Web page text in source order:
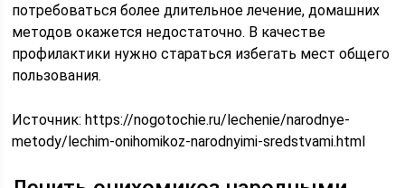
потребоваться более длительное лечение, домашних
методов окажется недостаточно. В качестве
профилактики нужно стараться избегать мест общего
пользования.
Источник:https://nogotochie.ru/lechenie/narodnye-
metody/lechim-onihomikoz-narodnyimi-sredstvami.html